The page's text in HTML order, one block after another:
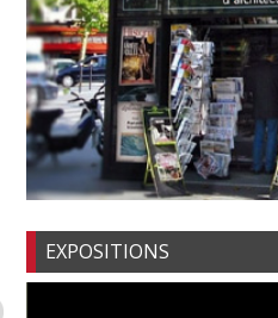
EXPOSITIONS